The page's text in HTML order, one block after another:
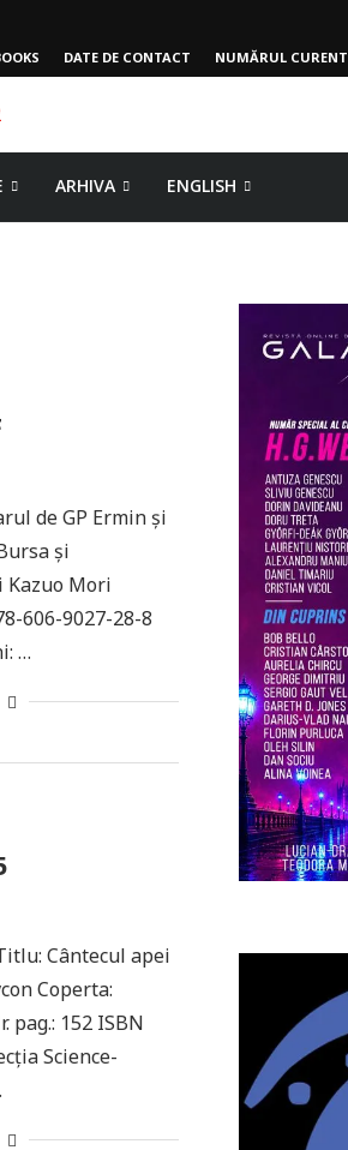
DATE DE CONTACT NUMĂRUL CURENT
ARHIVA ENGLISH
de GP Ermin și
și
Kazuo Mori
606-9027-28-8
…
Cântecul apei
Coperta:
pag.: 152 ISBN
Science-